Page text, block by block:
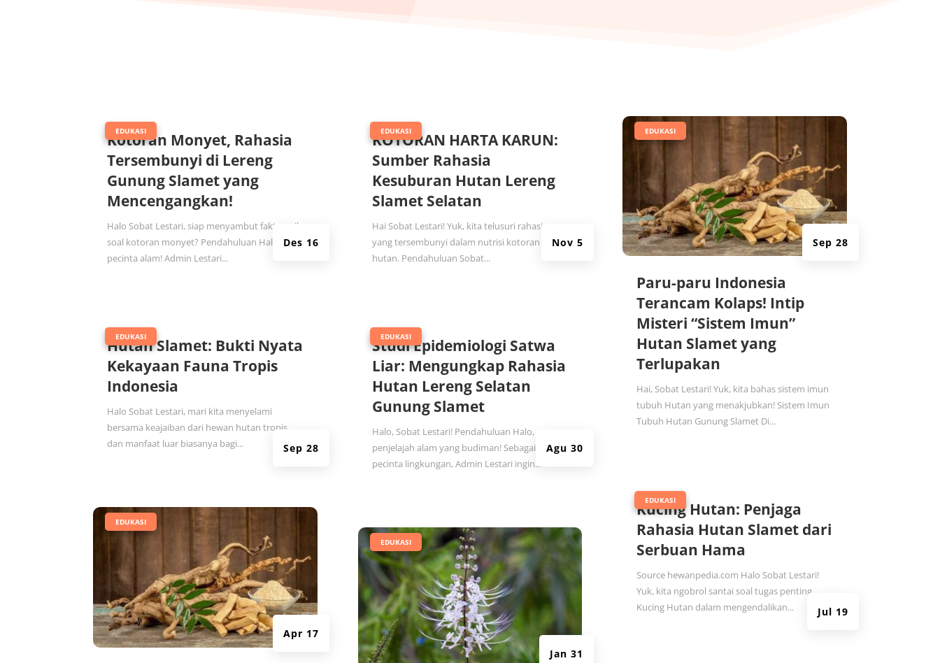
Kotoran Monyet, Rahasia
Tersembunyi di Lereng
Gunung Slamet yang
Mencengangkan!
Des 16
EDUKASI
Halo Sobat Lestari, siap menyambut fakta unik
soal kotoran monyet? Pendahuluan Halo, para
pecinta alam! Admin Lestari...
Hutan Slamet: Bukti Nyata
Kekayaan Fauna Tropis
Indonesia
Sep 28
EDUKASI
Halo Sobat Lestari, mari kita menyelami
bersama keajaiban dari hewan hutan tropis
dan manfaat luar biasanya bagi...
Apr 17
EDUKASI
KOTORAN HARTA KARUN:
Sumber Rahasia
Kesuburan Hutan Lereng
Slamet Selatan
Nov 5
EDUKASI
Hai Sobat Lestari! Yuk, kita telusuri rahasia
yang tersembunyi dalam nutrisi kotoran satwa
hutan. Pendahuluan Sobat...
Studi Epidemiologi Satwa
Liar: Mengungkap Rahasia
Hutan Lereng Selatan
Gunung Slamet
Agu 30
EDUKASI
Halo, Sobat Lestari! Pendahuluan Halo,
penjelajah alam yang budiman! Sebagai
pecinta lingkungan, Admin Lestari ingin...
Jan 31
| EDUKASI
Paru-paru Indonesia
Terancam Kolaps! Intip
Misteri “Sistem Imun”
Hutan Slamet yang
Terlupakan
Sep 28
EDUKASI
Hai, Sobat Lestari! Yuk, kita bahas sistem imun
tubuh Hutan yang menakjubkan! Sistem Imun
Tubuh Hutan Gunung Slamet Di...
Kucing Hutan: Penjaga
Rahasia Hutan Slamet dari
Serbuan Hama
Jul 19
EDUKASI
Source hewanpedia.com Halo Sobat Lestari!
Yuk, kita ngobrol santai soal tugas penting
Kucing Hutan dalam mengendalikan...